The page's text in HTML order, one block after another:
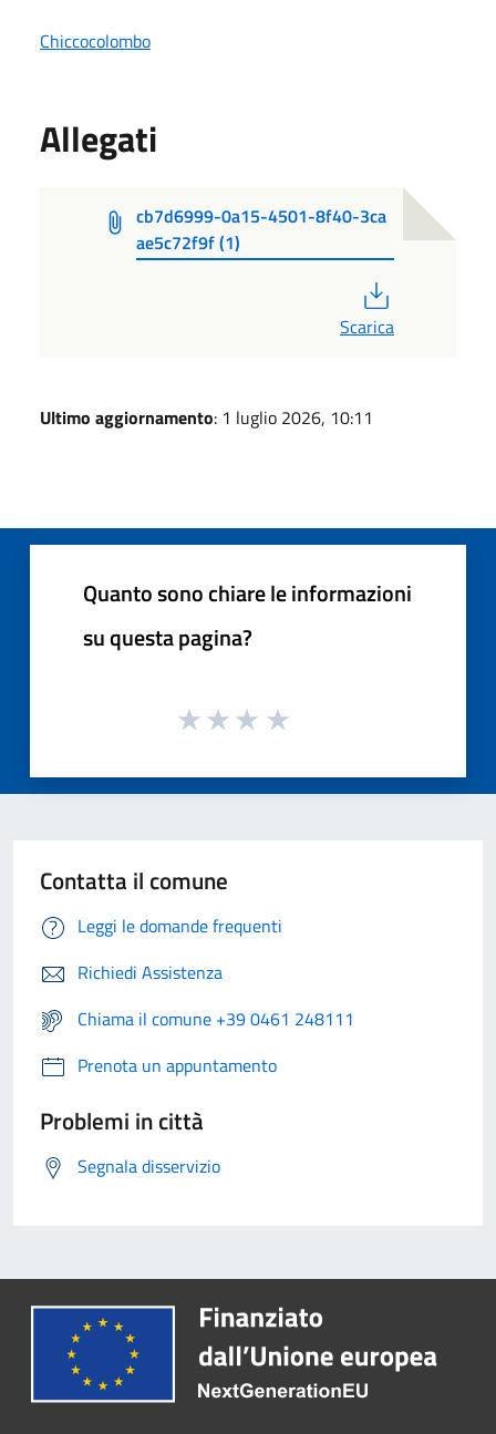
Chiccocolombo
Allegati
cb7d6999-0a15-4501-8f40-3ca
ae5c72f9f (1)
Scarica
Ultimo aggiornamento: 1 luglio 2026, 10:11
Quanto sono chiare le informazioni
su questa pagina?
Contatta il comune
Leggi le domande frequenti
Richiedi Assistenza
Chiama il comune +39 0461 248111
Prenota un appuntamento
Problemi in città
Segnala disservizio